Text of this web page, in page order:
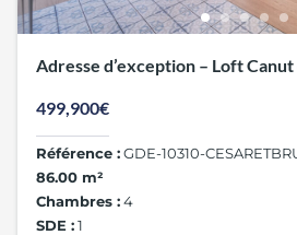
Adresse d’exception – Loft
499,900€
Référence :GDE-10310-
86.00 m²
Chambres :4
SDE :1